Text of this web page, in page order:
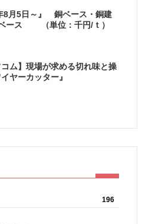
8月5日～』 銅ベース・銅建
ース （単位：千円/ｔ）
コム】現場が求める切れ味と操
ヤーカッター』
196